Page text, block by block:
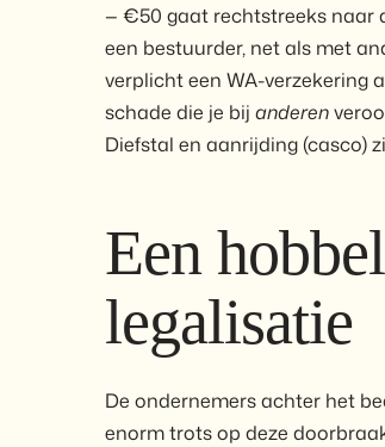
— €50 gaat rechtstreeks naar
een bestuurder, net als met
verplicht een WA-verzekering
schade die je bij anderen
Diefstal en aanrijding (casco)
Een
legalisatie
De ondernemers achter het
enorm trots op deze